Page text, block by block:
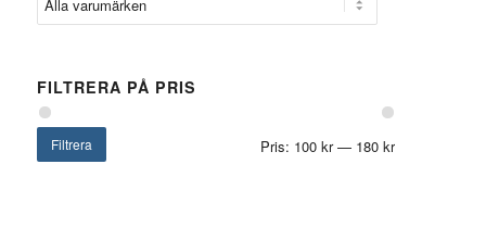
FILTRERA PÅ PRIS
Filtrera Pris: 100 kr— 180 kr